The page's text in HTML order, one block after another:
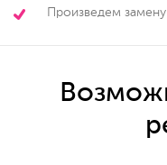
Произведем